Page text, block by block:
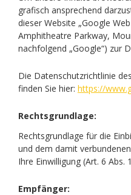
grafisch ansprechend
dieser Website „Google
Amphitheatre Parkway,
nachfolgend „Google“) zur
Die Datenschutzrichtlinie
finden Sie hier: https://
Rechtsgrundlage:
Rechtsgrundlage für die
und dem damit
Ihre Einwilligung (Art. 6 Abs.
Empfänger: